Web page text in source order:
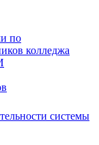
по
колледжа
системы